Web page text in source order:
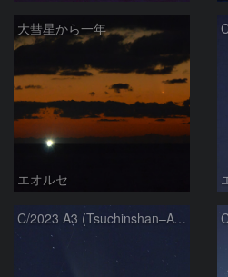
大彗星から一年
エオルセ
C/2023 A3 (Tsuchinshan–ATLAS)